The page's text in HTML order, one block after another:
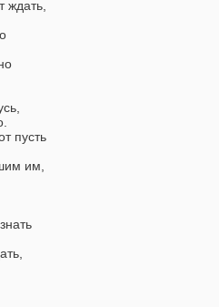
ждать,
пусть
им,